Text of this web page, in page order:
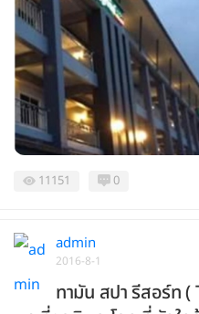
11151 0
admin
2016-8-1
ทามัน สปา รีสอร์ท